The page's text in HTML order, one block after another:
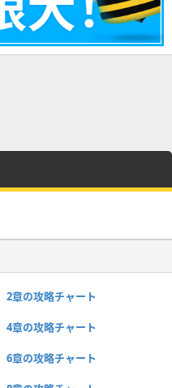
2章の攻略チャート
4章の攻略チャート
6章の攻略チャート